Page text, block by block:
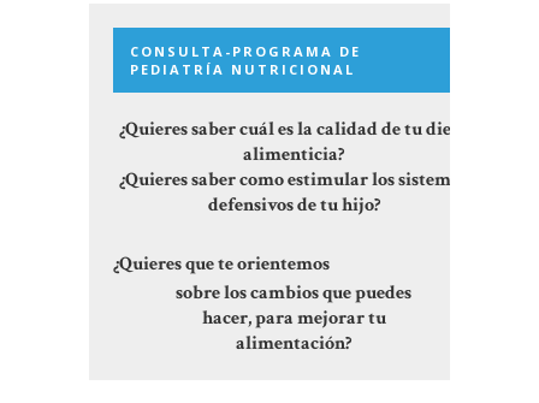
CONSULTA-PROGRAMA DE
PEDIATRÍA NUTRICIONAL
¿Quieres saber cuál es la calidad de tu dieta
alimenticia?
¿Quieres saber como estimular los sistemas
defensivos de tu hijo?
¿Quieres que te orientemos
sobre los cambios que puedes
hacer, para mejorar tu
alimentación?